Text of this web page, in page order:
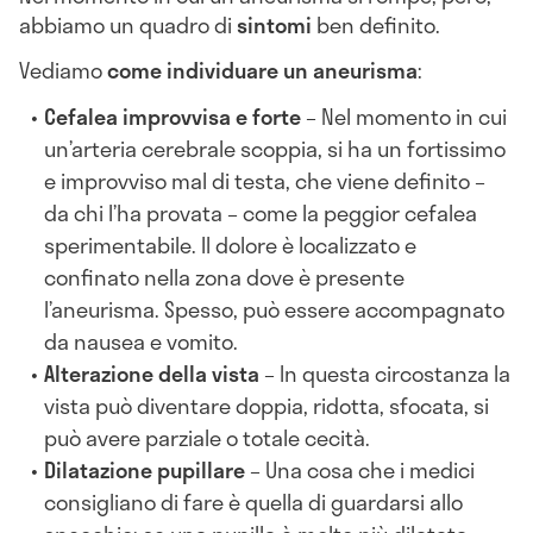
abbiamo un quadro disintomi ben definito.
Vediamocome individuare un aneurisma:
Cefalea improvvisa e forte– Nel momento in cui
un’arteria cerebrale scoppia, si ha un fortissimo
e improvviso mal di testa, che viene definito –
da chi l’ha provata – come la peggior cefalea
sperimentabile. Il dolore è localizzato e
confinato nella zona dove è presente
l’aneurisma. Spesso, può essere accompagnato
da nausea e vomito.
Alterazione della vista – In questa circostanza la
vista può diventare doppia, ridotta, sfocata, si
può avere parziale o totale cecità.
Dilatazione pupillare– Una cosa che i medici
consigliano di fare è quella di guardarsi allo